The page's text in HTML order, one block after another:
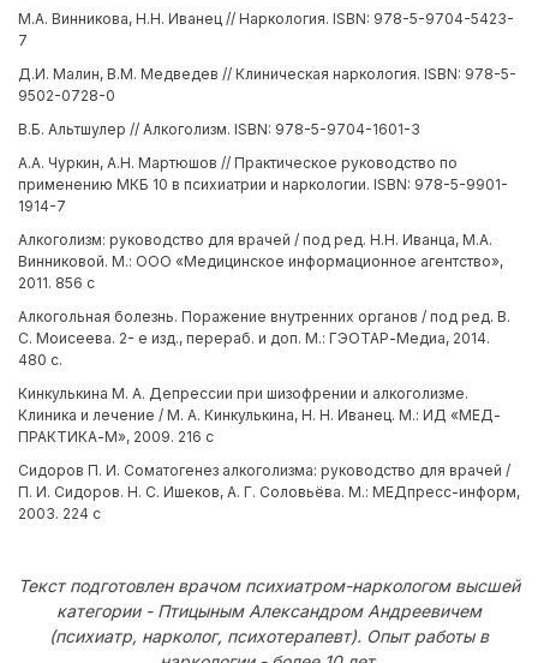
М.А. Винникова, Н.Н. Иванец // Наркология. ISBN: 978-5-9704-5423-
7
Д.И. Малин, В.М. Медведев // Клиническая наркология. ISBN: 978-5-
9502-0728-0
В.Б. Альтшулер // Алкоголизм. ISBN: 978-5-9704-1601-3
А.А. Чуркин, А.Н. Мартюшов // Практическое руководство по
применению МКБ 10 в психиатрии и наркологии. ISBN: 978-5-9901-
1914-7
Алкоголизм: руководство для врачей / под ред. Н.Н. Иванца, М.А.
Винниковой. М.: ООО «Медицинское информационное агентство»,
2011. 856 с
Алкогольная болезнь. Поражение внутренних органов / под ред. В.
С. Моисеева. 2- е изд., перераб. и доп. М.: ГЭОТАР-Медиа, 2014.
480 с.
Кинкулькина М. А. Депрессии при шизофрении и алкоголизме.
Клиника и лечение / М. А. Кинкулькина, Н. Н. Иванец. М.: ИД «МЕД-
ПРАКТИКА-М», 2009. 216 с
Сидоров П. И. Соматогенез алкоголизма: руководство для врачей /
П. И. Сидоров. Н. С. Ишеков, А. Г. Соловьёва. М.: МЕДпресс-информ,
2003. 224 с
Текст подготовлен врачом психиатром-наркологом высшей
категории - Птицыным Александром Андреевичем
(психиатр, нарколог, психотерапевт). Опыт работы в